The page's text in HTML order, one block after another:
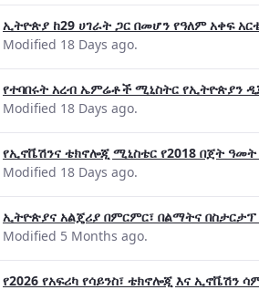
ኢትዮጵያ ከ29 ሀገራት ጋር በመሆን የዓለም አቀፍ
Modified 18 Days ago.
የተባበሩት አረብ ኤምሬቶች ሚኒስትር የኢትዮጵያን
Modified 18 Days ago.
የኢኖቬሽንና ቴክኖሎጂ ሚኒስቴር የ2018 በጀት
Modified 18 Days ago.
ኢትዮጵያና አልጄሪያ በምርምር፣ በልማትና በስታርታፕ
Modified 5 Months ago.
የ2026 የአፍሪካ የሳይንስ፣ ቴክኖሎጂ እና ኢኖቬሽን